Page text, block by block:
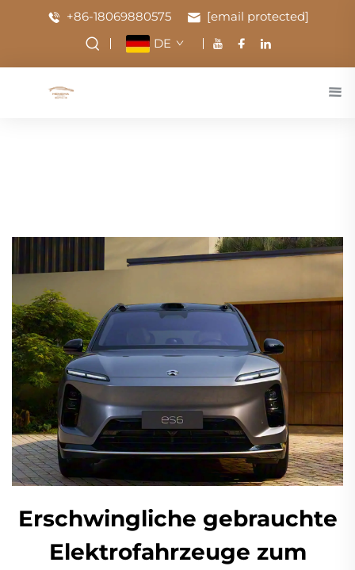
+86-18069880575
[email protected]
DE
Erschwingliche gebrauchte
Elektrofahrzeuge zum